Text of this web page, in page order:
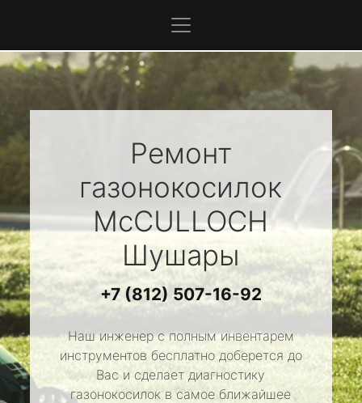
Ремонт
газонокосилок
McCULLOCH
Шушары
+7 (812) 507-16-92
Наш инженер с полным инвентарем
инструментов бесплатно доберется до
Вас и сделает диагностику
газонокосилок в самое ближайшее